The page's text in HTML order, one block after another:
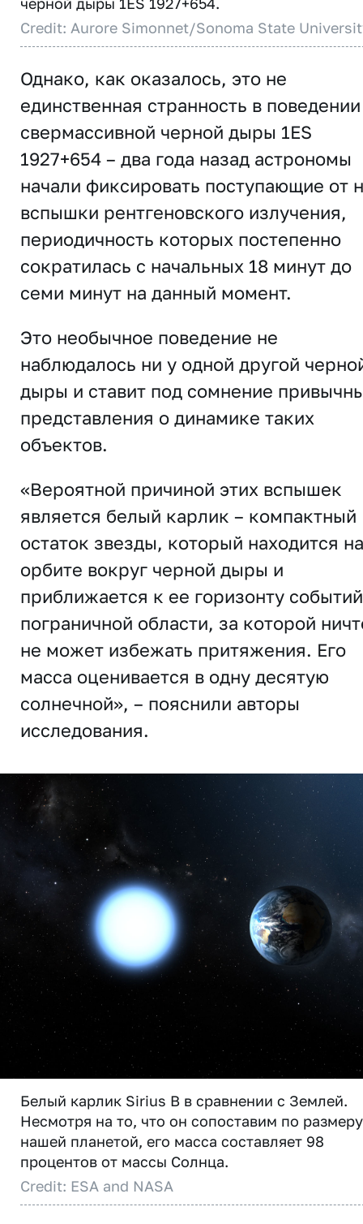
Credit: Aurore Simonnet/Sonoma State
Однако, как оказалось, это не
единственная странность в поведении
свермассивной черной дыры 1ES
1927+654 – два года назад астрономы
начали фиксировать поступающие от
вспышки рентгеновского излучения,
периодичность которых постепенно
сократилась с начальных 18 минут до
семи минут на данный момент.
Это необычное поведение не
наблюдалось ни у одной другой
дыры и ставит под сомнение
представления о динамике таких
объектов.
«Вероятной причиной этих вспышек
является белый карлик – компактный
остаток звезды, который находится на
орбите вокруг черной дыры и
приближается к ее горизонту
пограничной области, за которой
не может избежать притяжения. Его
масса оценивается в одну десятую
солнечной», – пояснили авторы
исследования.
Белый карлик Sirius B в сравнении с Землей.
Несмотря на то, что он сопоставим по
нашей планетой, его масса составляет 98
процентов от массы Солнца.
Credit: ESA and NASA